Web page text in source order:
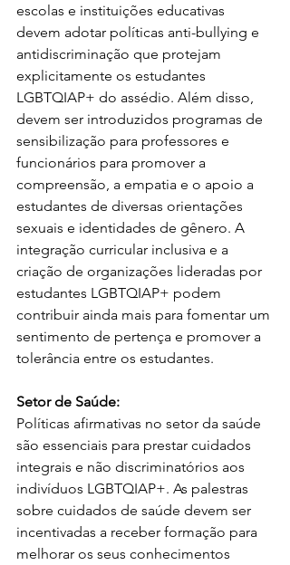
escolas e instituições educativas
devem adotar políticas anti-bullying e
antidiscriminação que protejam
explicitamente os estudantes
LGBTQIAP+ do assédio. Além disso,
devem ser introduzidos programas de
sensibilização para professores e
funcionários para promover a
compreensão, a empatia e o apoio a
estudantes de diversas orientações
sexuais e identidades de gênero. A
integração curricular inclusiva e a
criação de organizações lideradas por
estudantes LGBTQIAP+ podem
contribuir ainda mais para fomentar um
sentimento de pertença e promover a
tolerância entre os estudantes.
Setor de Saúde:
Políticas afirmativas no setor da saúde
são essenciais para prestar cuidados
integrais e não discriminatórios aos
indivíduos LGBTQIAP+. As palestras
sobre cuidados de saúde devem ser
incentivadas a receber formação para
melhorar os seus conhecimentos